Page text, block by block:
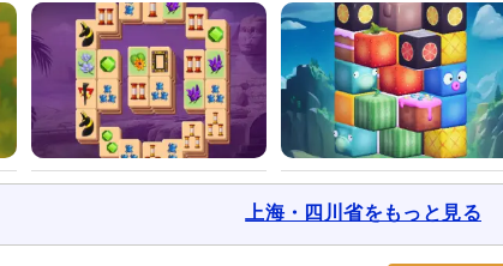
上海・四川省をもっと見る